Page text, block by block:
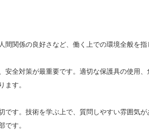
関係の良好さなど、働く上での環境全般を指
安全対策が最重要です。適切な保護具の使用
ます。
です。技術を学ぶ上で、質問しやすい雰囲気
です。